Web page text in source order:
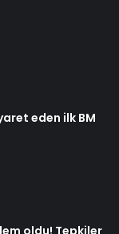
eden ilk BM
oldu! Tepkiler